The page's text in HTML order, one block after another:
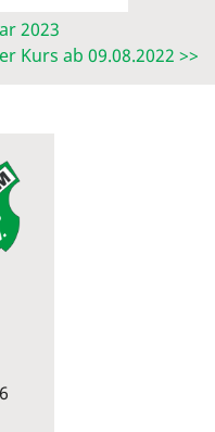
2023
Kurs ab 09.08.2022 >>